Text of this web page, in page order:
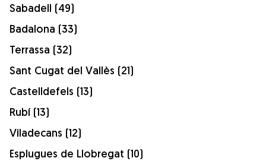
Sabadell (49)
Badalona (33)
Terrassa (32)
Sant Cugat del Vallès (21)
Castelldefels (13)
Rubí (13)
Viladecans (12)
Esplugues de Llobregat (10)